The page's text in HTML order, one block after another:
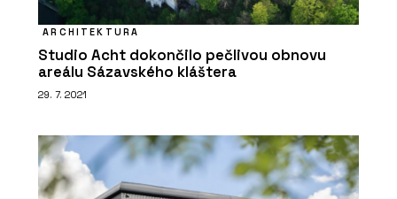
O FIRMĚ
ARCHITEKTURA
Studio Acht dokončilo pečlivou obnovu
areálu Sázavského kláštera
29. 7. 2021